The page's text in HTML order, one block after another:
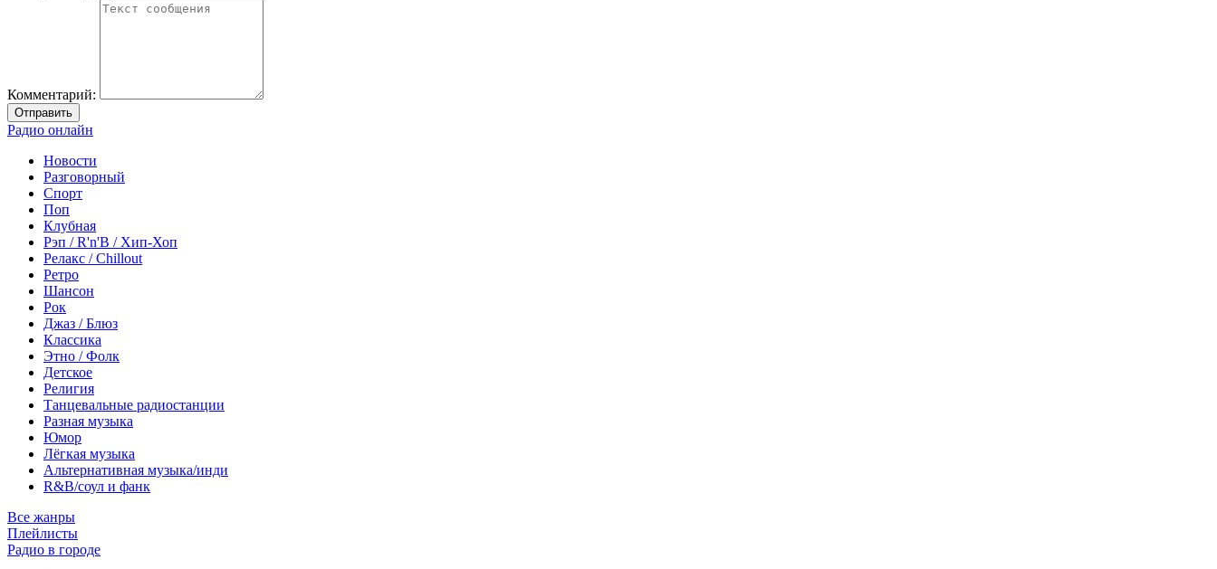
Комментарий:
Отправить
Радио онлайн
Новости
Разговорный
Спорт
Поп
Клубная
Рэп / R'n'B / Хип-Хоп
Релакс / Chillout
Ретро
Шансон
Рок
Джаз / Блюз
Классика
Этно / Фолк
Детское
Религия
Танцевальные радиостанции
Разная музыка
Юмор
Лёгкая музыка
Альтернативная музыка/инди
R&B/cоул и фанк
Все жанры
Плейлисты
Радио в городе